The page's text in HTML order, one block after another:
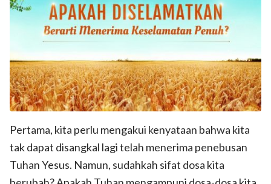
Pertama, kita perlu mengakui kenyataan bahwa kita
tak dapat disangkal lagi telah menerima penebusan
Tuhan Yesus. Namun, sudahkah sifat dosa kita